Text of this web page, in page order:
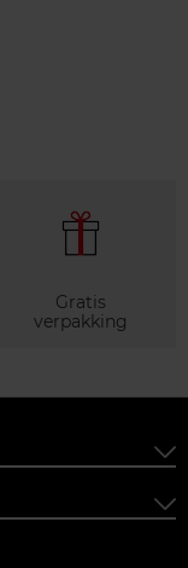
Gratis
verpakking